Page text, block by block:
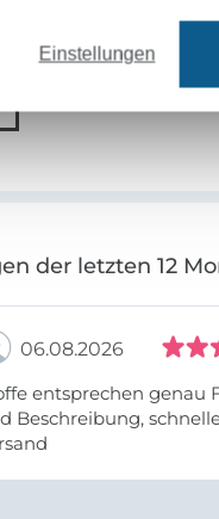
der letzten 12
06.08.2026
entsprechen genau
Beschreibung,
Einstellungen